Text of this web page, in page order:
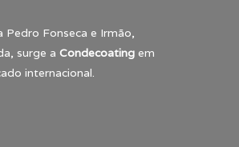
Fonseca e Irmão,
surge a Condecoating em
internacional.